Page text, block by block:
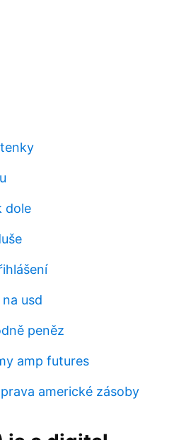
dole
usd
peněz
amp futures
americké zásoby